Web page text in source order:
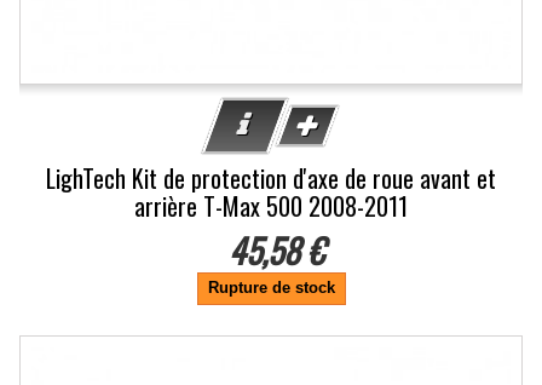
LighTech Kit de protection d'axe de roue avant et
arrière T-Max 500 2008-2011
45,58 €
Rupture de stock